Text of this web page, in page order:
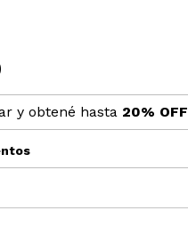
y obtené hasta 20% OFF